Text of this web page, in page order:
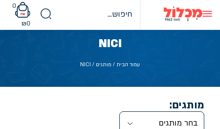
content
0
₪0
NICI
עמוד הבית / מותגים / NICI
מותגים:
בחר מותגים